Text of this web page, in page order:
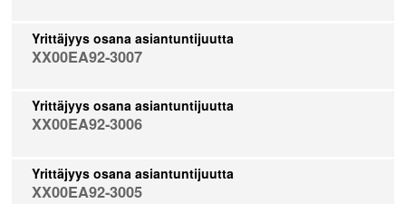
Yrittäjyys osana asiantuntijuutta
XX00EA92-3007
Yrittäjyys osana asiantuntijuutta
XX00EA92-3006
Yrittäjyys osana asiantuntijuutta
XX00EA92-3005